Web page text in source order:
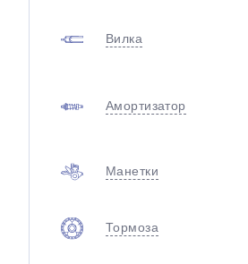
Вилка
Амортизатор
Манетки
Тормоза